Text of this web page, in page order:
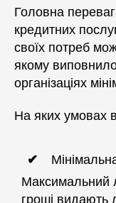
Головна
кредитних
своїх потреб
якому
організаціях
На яких умовах
Максимальний
гроші видають